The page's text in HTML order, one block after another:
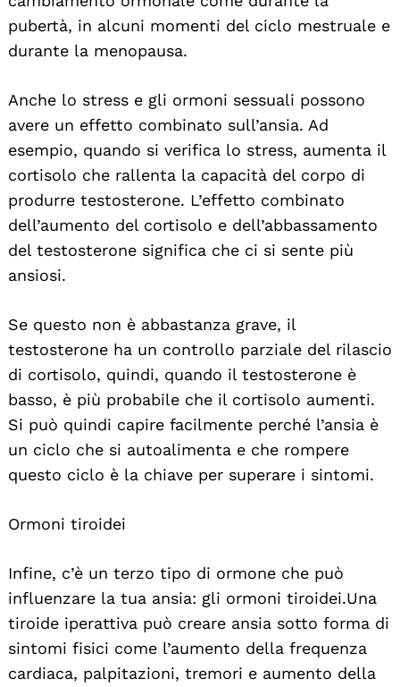
pubertà, in alcuni momenti del ciclo mestruale e
durante la menopausa.
Anche lo stress e gli ormoni sessuali possono
avere un effetto combinato sull’ansia. Ad
esempio, quando si verifica lo stress, aumenta il
cortisolo che rallenta la capacità del corpo di
produrre testosterone. L’effetto combinato
dell’aumento del cortisolo e dell’abbassamento
del testosterone significa che ci si sente più
ansiosi.
Se questo non è abbastanza grave, il
testosterone ha un controllo parziale del rilascio
di cortisolo, quindi, quando il testosterone è
basso, è più probabile che il cortisolo aumenti.
Si può quindi capire facilmente perché l’ansia è
un ciclo che si autoalimenta e che rompere
questo ciclo è la chiave per superare i sintomi.
Ormoni tiroidei
Infine, c’è un terzo tipo di ormone che può
influenzare la tua ansia: gli ormoni tiroidei. Una
tiroide iperattiva può creare ansia sotto forma di
sintomi fisici come l’aumento della frequenza
cardiaca, palpitazioni, tremori e aumento della